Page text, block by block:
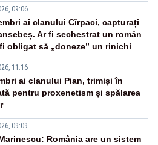
09:06
ai clanului Cîrpaci, capturați
Ar fi sechestrat un român
obligat să „doneze” un rinichi
11:16
ai clanului Pian, trimiși în
pentru proxenetism și spălarea
09:09
România are un sistem